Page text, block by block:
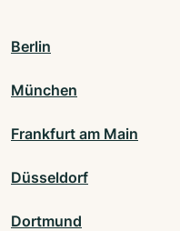
Berlin
München
Frankfurt am Main
Düsseldorf
Dortmund